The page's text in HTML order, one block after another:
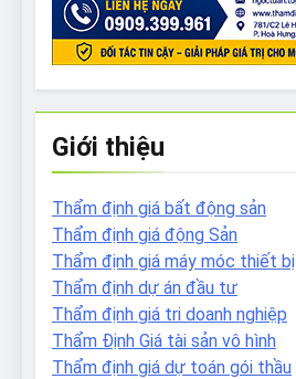
Giới thiệu
Thẩm định giá bất động sản
Thẩm định giá động Sản
Thẩm định giá máy móc thiết bị
Thẩm định dự án đầu tư
Thẩm định giá tri doanh nghiệp
Thẩm Định Giá tài sản vô hình
Thẩm định giá dự toán gói thầu